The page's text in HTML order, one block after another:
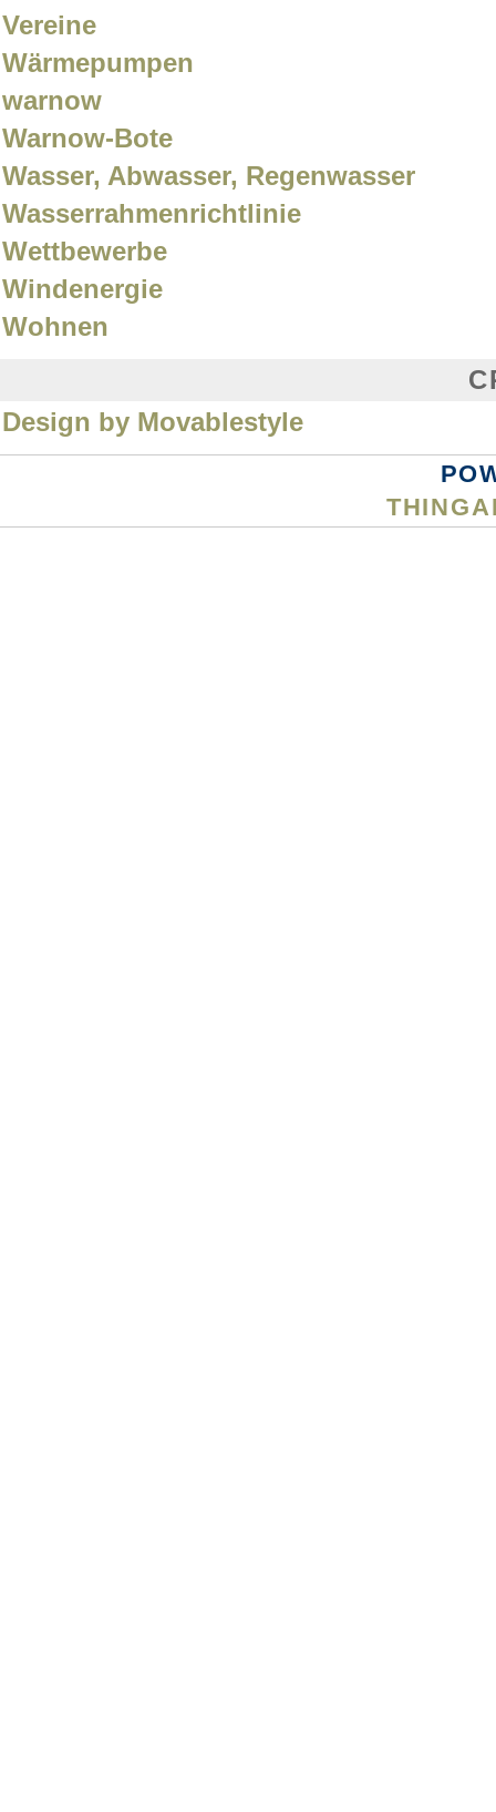
Vereine
Wärmepumpen
warnow
Warnow-Bote
Wasser, Abwasser, Regenwasser
Wasserrahmenrichtlinie
Wettbewerbe
Windenergie
Wohnen
Design by Movablestyle